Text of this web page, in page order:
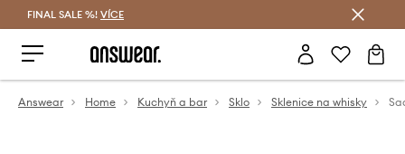
FINAL SALE %! VÍCE
Answear Home Kuchyň a bar Sklo Sklenice na whisky